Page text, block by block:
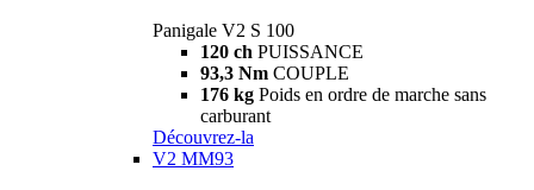
Panigale V2 S 100
120 ch PUISSANCE
93,3 Nm COUPLE
176 kg Poids en ordre de marche sans
carburant
Découvrez-la
V2 MM93